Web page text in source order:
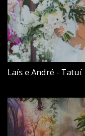
Laís e André - Tatuí